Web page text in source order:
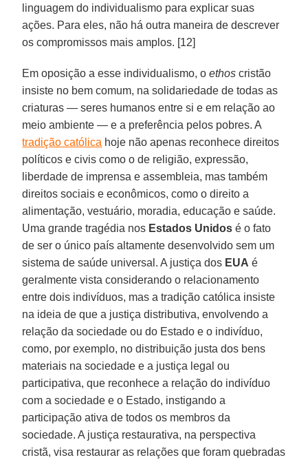
linguagem do individualismo para explicar suas
ações. Para eles, não há outra maneira de descrever
os compromissos mais amplos. [12]
Em oposição a esse individualismo, oethos cristão
insiste no bem comum, na solidariedade de todas as
criaturas — seres humanos entre si e em relação ao
meio ambiente — e a preferência pelos pobres. A
tradição católica hoje não apenas reconhece direitos
políticos e civis como o de religião, expressão,
liberdade de imprensa e assembleia, mas também
direitos sociais e econômicos, como o direito a
alimentação, vestuário, moradia, educação e saúde.
Uma grande tragédia nos Estados Unidos é o fato
de ser o único país altamente desenvolvido sem um
sistema de saúde universal. A justiça dos EUA é
geralmente vista considerando o relacionamento
entre dois indivíduos, mas a tradição católica insiste
na ideia de que a justiça distributiva, envolvendo a
relação da sociedade ou do Estado e o indivíduo,
como, por exemplo, no distribuição justa dos bens
materiais na sociedade e a justiça legal ou
participativa, que reconhece a relação do indivíduo
com a sociedade e o Estado, instigando a
participação ativa de todos os membros da
sociedade. A justiça restaurativa, na perspectiva
cristã, visa restaurar as relações que foram quebradas